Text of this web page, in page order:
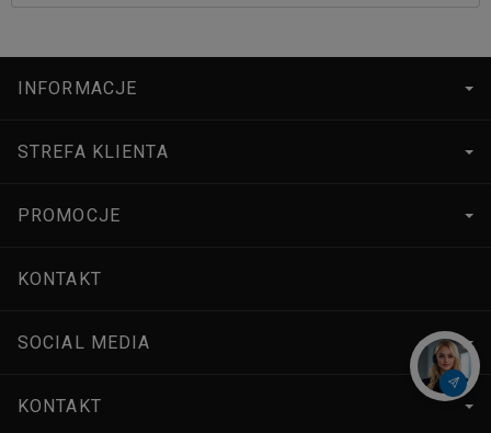
INFORMACJE
STREFA KLIENTA
PROMOCJE
KONTAKT
SOCIAL MEDIA
KONTAKT